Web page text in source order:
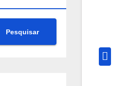
Pesquisar